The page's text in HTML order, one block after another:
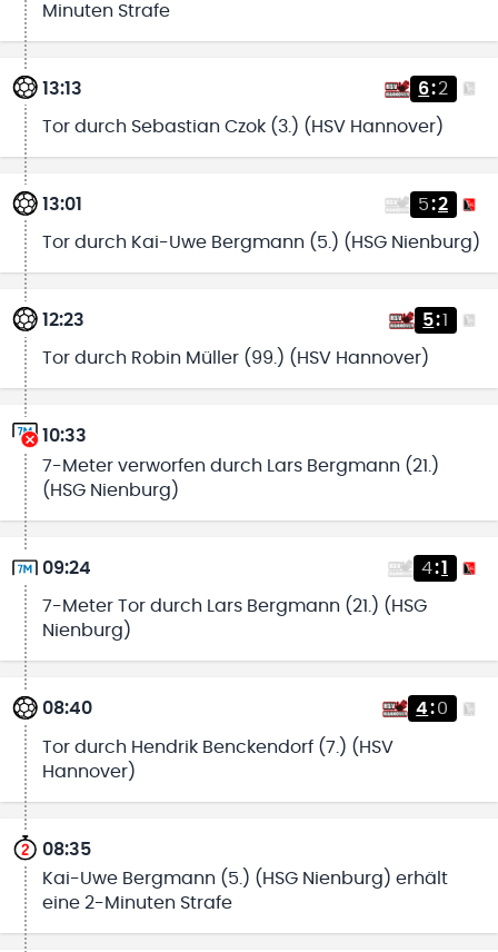
Minuten Strafe
13:13 6:2
Tor durch Sebastian Czok (3.) (HSV Hannover)
13:01 5:2
Tor durch Kai-Uwe Bergmann (5.) (HSG Nienburg)
12:23 5:1
Tor durch Robin Müller (99.) (HSV Hannover)
10:33
7-Meter verworfen durch Lars Bergmann (21.)
(HSG Nienburg)
09:24 4:1
7-Meter Tor durch Lars Bergmann (21.) (HSG
Nienburg)
08:40 4:0
Tor durch Hendrik Benckendorf (7.) (HSV
Hannover)
08:35
Kai-Uwe Bergmann (5.) (HSG Nienburg) erhält
eine 2-Minuten Strafe